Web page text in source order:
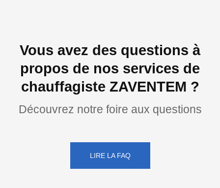
Vous avez des questions à
propos de nos services de
chauffagiste ZAVENTEM ?
Découvrez notre foire aux questions
LIRE LA FAQ